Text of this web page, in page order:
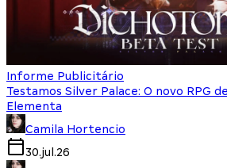
Informe Publicitário
Testamos Silver Palace: O novo RPG
Elementa
Camila Hortencio
30.jul.26